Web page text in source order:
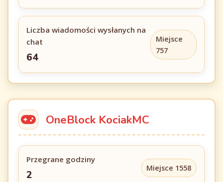
Liczba wiadomości wysłanych na
chat
64
Miejsce
757
OneBlock KociakMC
Przegrane godziny
2
Miejsce 1558